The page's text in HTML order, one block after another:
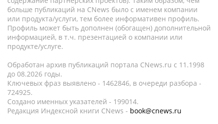
больше публикаций на CNews было с именем компании
или продукта/услуги, тем более информативен профиль.
Профиль может быть дополнен (обогащен) дополнительной
информацией, в т.ч. презентацией о компании или
продукте/услуге.
Обработан архив публикаций портала CNews.ru c 11.1998
до 08.2026 годы.
Ключевых фраз выявлено - 1462846, в очереди разбора -
724925.
Создано именных указателей - 199014.
Редакция Индексной книги CNews - book@cnews.ru